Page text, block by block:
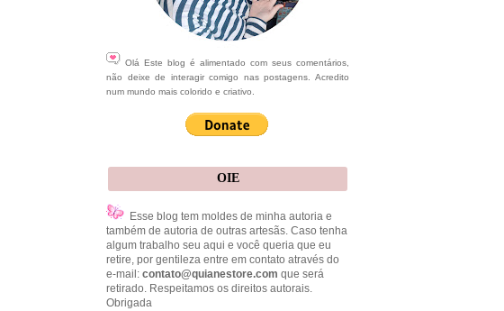
Olá Este blog é alimentado com seus comentários,
não deixe de interagir comigo nas postagens. Acredito
num mundo mais colorido e criativo.
OIE
Esse blog tem moldes de minha autoria e
também de autoria de outras artesãs. Caso tenha
algum trabalho seu aqui e você queria que eu
retire, por gentileza entre em contato através do
e-mail: contato@quianestore.com que será
retirado. Respeitamos os direitos autorais.
Obrigada